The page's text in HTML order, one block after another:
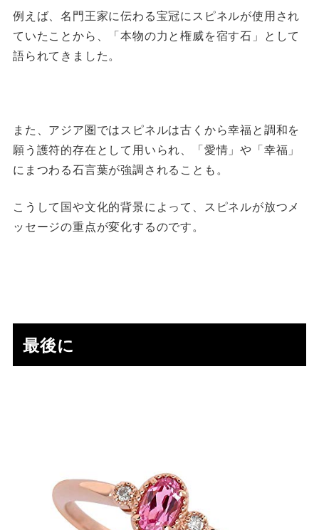
例えば、名門王家に伝わる宝冠にスピネルが使用され
ていたことから、「本物の力と権威を宿す石」として
語られてきました。
また、アジア圏ではスピネルは古くから幸福と調和を
願う護符的存在として用いられ、「愛情」や「幸福」
にまつわる石言葉が強調されることも。
こうして国や文化的背景によって、スピネルが放つメ
ッセージの重点が変化するのです。
最後に